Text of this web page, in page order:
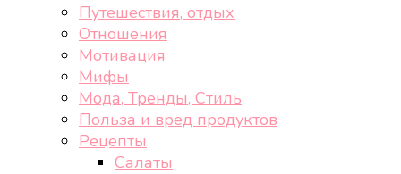
Путешествия, отдых
Отношения
Мотивация
Мифы
Мода, Тренды, Стиль
Польза и вред продуктов
Рецепты
Салаты